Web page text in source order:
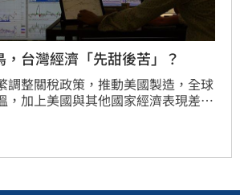
台灣經濟「先甜後苦」？
調整關稅政策，推動美國製造，全球
，加上美國與其他國家經濟表現差距
對國際經貿走向影響深遠，令國際
AI需求強勁，以及因應關稅變數而提